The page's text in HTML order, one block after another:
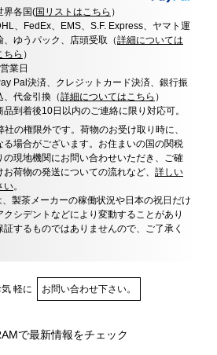
界各国(国リストはこちら ）
、FedEx、EMS、S.F. Express、ヤマト運
、ゆうパック、店頭受取（詳細については
ちら ）
業日
Pal決済、クレジットカード決済、銀行振
、代金引換（詳細についてはこちら ）
品到着後10日以内のご連絡に限り対応可。
の権限外です。荷物のお受け取り時に、
る場合がございます。お住まいの国の関税
現地機関にお問い合わせいただき、ご確
荷物の発送についての流れなど、 詳しい
い。
製茶メーカーの稼働状況や日本の祝日だけ
シデントなどにより変動することがあり
するものではありませんので、ご了承く
軽に お問い合わせ下さい。
で最新情報をチェック